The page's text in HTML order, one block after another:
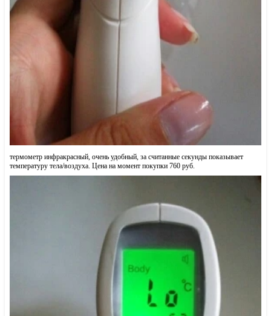
термометр инфракрасный, очень удобный, за считанные секунды показывает
температуру тела/воздуха. Цена на момент покупки 760 руб.